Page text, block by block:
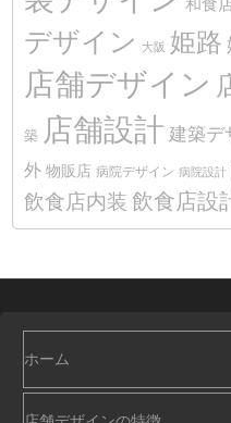
和食
デザイン
大阪 姫路
店舗デザイン
築 店舗設計 建築デ
外 物販店 病院デザイン 病院設計
飲食店内装 飲食店設
ホーム